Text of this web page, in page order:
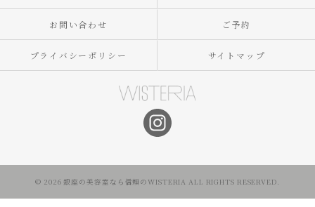
お問い合わせ ご予約
プライバシーポリシー サイトマップ
© 2026 銀座の美容室なら信頼のWISTERIA ALL RIGHTS RESERVED.